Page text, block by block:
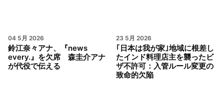
04 5月 2026
鈴江奈々アナ、『news
every.』を欠席 森圭介アナ
が代役で伝える
23 5月 2026
｢日本は我が家｣地域に根差し
たインド料理店主を襲ったビ
ザ不許可：入管ルール変更の
致命的欠陥